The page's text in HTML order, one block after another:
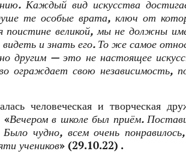
Каждый вид искусства
те особые врата, ключ от
поистине великой, мы не должны
и знать его. То же самое
другим — это не настоящее
ограждает свою независимость,
человеческая и творческая
«Вечером в школе был приём.
Было чудно, всем очень
учеников» (29.10.22) .